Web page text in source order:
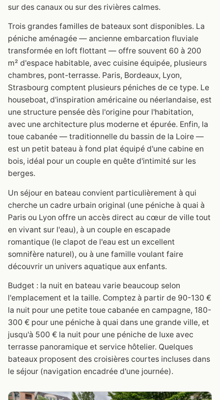
sur des canaux ou sur des rivières calmes.
Trois grandes familles de bateaux sont disponibles. La
péniche aménagée — ancienne embarcation fluviale
transformée en loft flottant — offre souvent 60 à 200
m² d'espace habitable, avec cuisine équipée, plusieurs
chambres, pont-terrasse. Paris, Bordeaux, Lyon,
Strasbourg comptent plusieurs péniches de ce type. Le
houseboat, d'inspiration américaine ou néerlandaise, est
une structure pensée dès l'origine pour l'habitation,
avec une architecture plus moderne et épurée. Enfin, la
toue cabanée — traditionnelle du bassin de la Loire —
est un petit bateau à fond plat équipé d'une cabine en
bois, idéal pour un couple en quête d'intimité sur les
berges.
Un séjour en bateau convient particulièrement à qui
cherche un cadre urbain original (une péniche à quai à
Paris ou Lyon offre un accès direct au cœur de ville tout
en vivant sur l'eau), à un couple en escapade
romantique (le clapot de l'eau est un excellent
somnifère naturel), ou à une famille voulant faire
découvrir un univers aquatique aux enfants.
Budget : la nuit en bateau varie beaucoup selon
l'emplacement et la taille. Comptez à partir de 90-130 €
la nuit pour une petite toue cabanée en campagne, 180-
300 € pour une péniche à quai dans une grande ville, et
jusqu'à 500 € la nuit pour une péniche de luxe avec
terrasse panoramique et service hôtelier. Quelques
bateaux proposent des croisières courtes incluses dans
le séjour (navigation encadrée d'une journée).